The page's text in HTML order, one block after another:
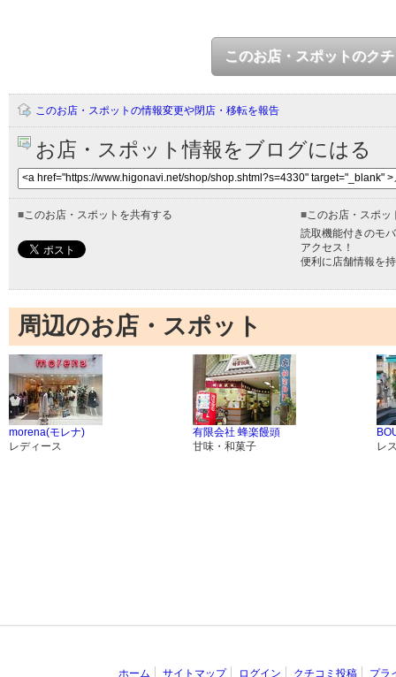
このお店・スポットのク
このお店・スポットの情報変更や閉店・移転を報告
お店・スポット情報をブログにはる
■ このお店・スポットを共有する ■ このお店・スポ
読取機能付きのモ
アクセス！
便利に店舗情報を
周辺のお店・スポット
morena(モレナ)
レディース
有限会社 蜂楽饅頭
甘味・和菓子
レ
ホーム サイトマップ ログイン クチコミ投稿 プラ